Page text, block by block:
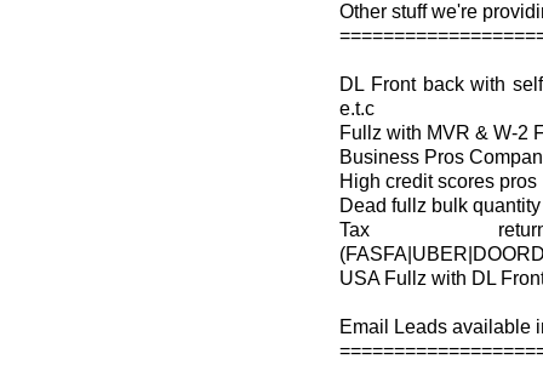
Other stuff we're
DL Front back with
e.t.c
Fullz with MVR & W-2
Business Pros
High credit scores pros
Dead fullz bulk quantity
Tax
USA Fullz with DL
Email Leads available